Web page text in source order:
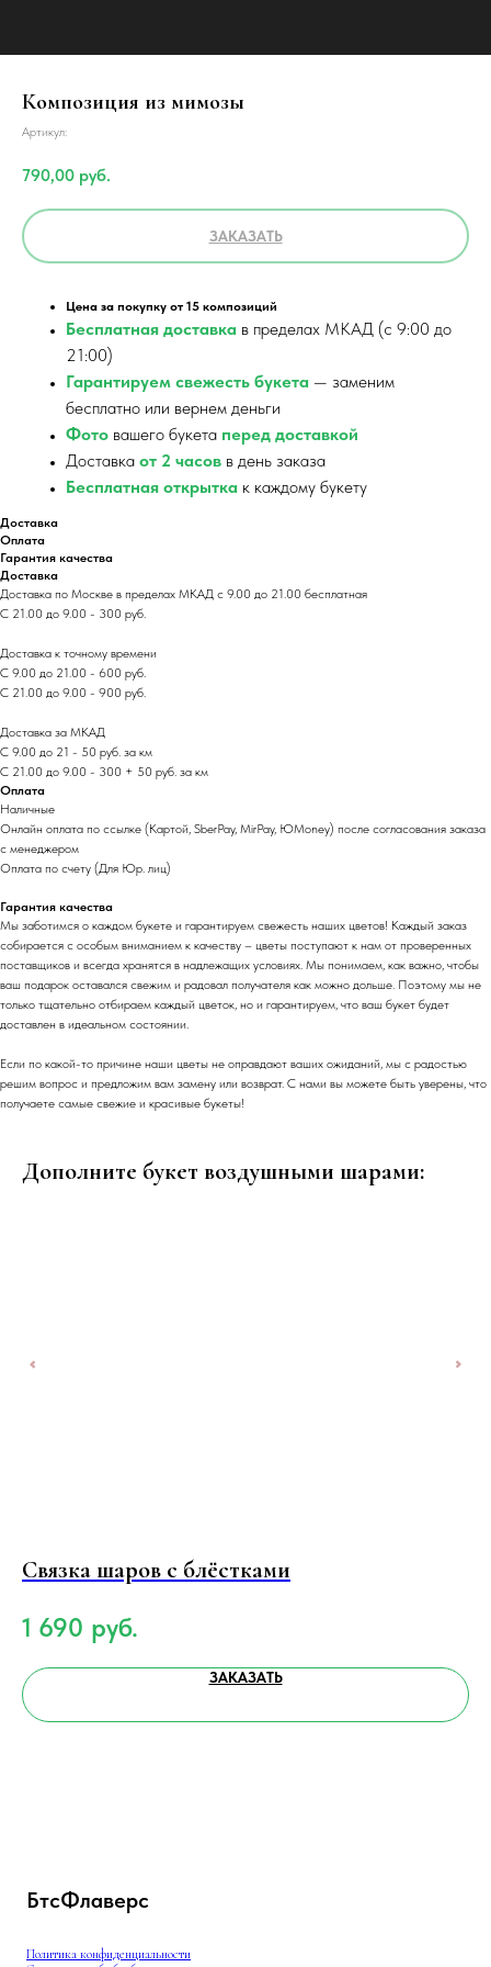
Композиция из мимозы
Артикул:
790,00 руб.
ЗАКАЗАТЬ
Цена за покупку от 15 композиций
Бесплатная доставка в пределах МКАД (с 9:00 до
21:00)
Гарантируем свежесть букета — заменим
бесплатно или вернем деньги
Фото вашего букета перед доставкой
Доставка от 2 часов в день заказа
Бесплатная открытка к каждому букету
Доставка
Оплата
Гарантия качества
Доставка
Доставка по Москве в пределах МКАД с 9.00 до 21.00 бесплатная
С 21.00 до 9.00 - 300 руб.
Доставка к точному времени
С 9.00 до 21.00 - 600 руб.
С 21.00 до 9.00 - 900 руб.
Доставка за МКАД
С 9.00 до 21 - 50 руб. за км
С 21.00 до 9.00 - 300 + 50 руб. за км
Оплата
Наличные
Онлайн оплата по ссылке (Картой, SberPay, MirPay, ЮMoney) после согласования заказа
с менеджером
Оплата по счету (Для Юр. лиц)
Гарантия качества
Мы заботимся о каждом букете и гарантируем свежесть наших цветов! Каждый заказ
собирается с особым вниманием к качеству – цветы поступают к нам от проверенных
поставщиков и всегда хранятся в надлежащих условиях. Мы понимаем, как важно, чтобы
ваш подарок оставался свежим и радовал получателя как можно дольше. Поэтому мы не
только тщательно отбираем каждый цветок, но и гарантируем, что ваш букет будет
доставлен в идеальном состоянии.
Если по какой-то причине наши цветы не оправдают ваших ожиданий, мы с радостью
решим вопрос и предложим вам замену или возврат. С нами вы можете быть уверены, что
получаете самые свежие и красивые букеты!
Дополните букет воздушными шарами:
Связка шаров с блёстками
1 690 руб.
ЗАКАЗАТЬ
БтсФлаверс
Политика конфиденциальности